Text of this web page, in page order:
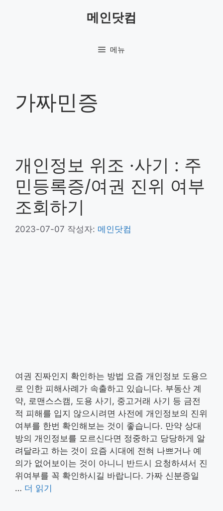
메인닷컴
메뉴
가짜민증
개인정보 위조 ·사기 : 주
민등록증/여권 진위 여부
조회하기
2023-07-07 작성자: 메인닷컴
여권 진짜인지 확인하는 방법 요즘 개인정보 도용으
로 인한 피해사례가 속출하고 있습니다. 부동산 계
약, 로맨스스캠, 도용 사기, 중고거래 사기 등 금전
적 피해를 입지 않으시려면 사전에 개인정보의 진위
여부를 한번 확인해보는 것이 좋습니다. 만약 상대
방의 개인정보를 모르신다면 정중하고 당당하게 알
려달라고 하는 것이 요즘 시대에 전혀 나쁘거나 예
의가 없어보이는 것이 아니니 반드시 요청하셔서 진
위여부를 꼭 확인하시길 바랍니다. 가짜 신분증일
… 더 읽기